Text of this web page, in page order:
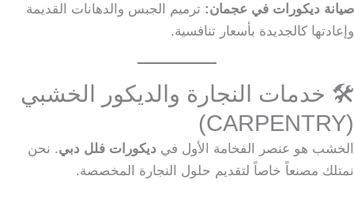
صيانة ديكورات في عجمان: ترميم الجبس والدهانات القديمة
وإعادتها كالجديدة بأسعار تنافسية.
🛠️ خدمات النجارة والديكور الخشبي
(CARPENTRY)
الخشب هو عنصر الفخامة الأول في ديكورات فلل دبي. نحن
نمتلك مصنعاً خاصاً لتقديم حلول النجارة المخصصة.